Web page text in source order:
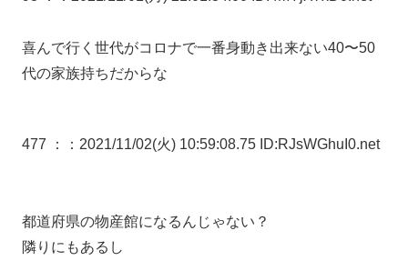
喜んで行く世代がコロナで一番身動き出来ない40〜50
代の家族持ちだからな
477 ： ：2021/11/02(火) 10:59:08.75 ID:RJsWGhuI0.net
都道府県の物産館になるんじゃない？
隣りにもあるし